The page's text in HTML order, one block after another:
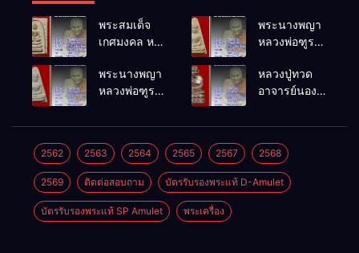
พระสมเด็จ
เกศมงคล หล
โพธิ์นิมิตร
พ.ศ.2512
พระนางพญา
หลวงพ่อฑูรย์
พ.ศ.2512
พระนางพญา
หลวงพ่อฑูรย์
พ.ศ.2512
หลวงปู่ทวด
อาจารย์นอง
พ.ศ.2541
2562 2563 2564 2565 2567 2568
2569 ติดต่อสอบถาม บัตรรับรองพระแท้ D-Amulet
บัตรรับรองพระแท้ SP Amulet พระเครื่อง